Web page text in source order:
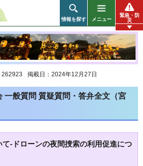
情報を探す メニュー
緊急・防
災
262923 掲載日：2024年12月27日
一般質問 質疑質問・答弁全文（宮
て-ドローンの夜間捜索の利用促進につ